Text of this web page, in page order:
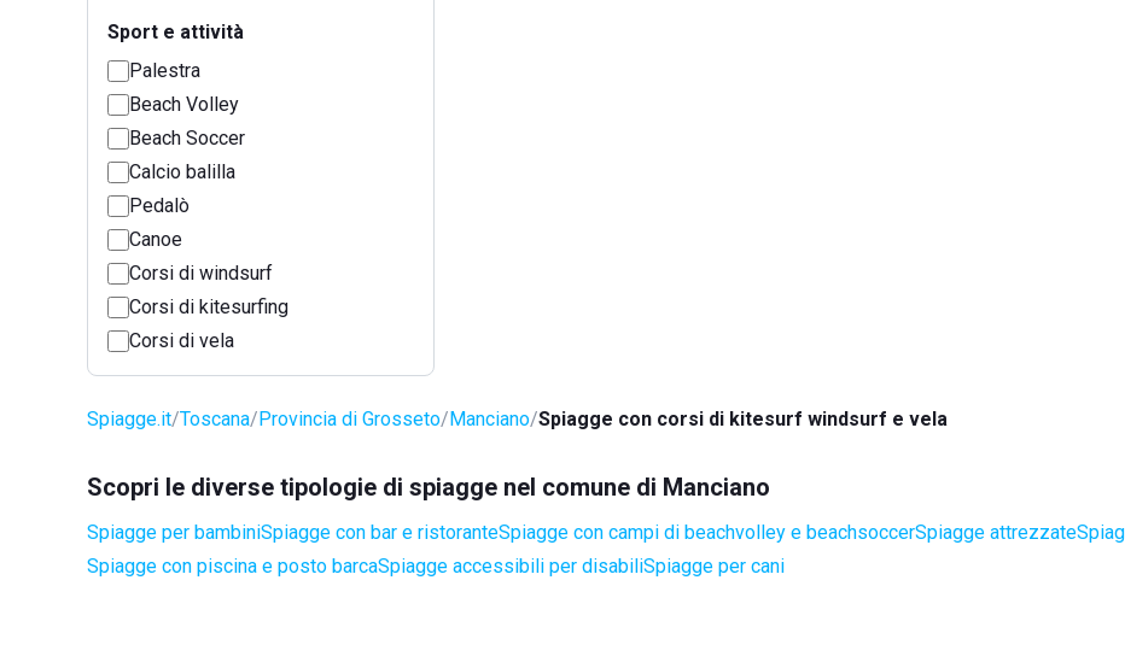
Sport e attività
Palestra
Beach Volley
Beach Soccer
Calcio balilla
Pedalò
Canoe
Corsi di windsurf
Corsi di kitesurfing
Corsi di vela
Spiagge.it Toscana Provincia di Grosseto Manciano Spiagge con corsi di kitesurf windsurf e vela
Scopri le diverse tipologie di spiagge nel comune di Manciano
Spiagge per bambiniSpiagge con bar e ristoranteSpiagge con campi di beachvolley e beachsoccerSpiagge attrezzate
Spiagge con piscina e posto barcaSpiagge accessibili per disabiliSpiagge per cani